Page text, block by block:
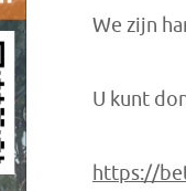
We zijn
U kunt
https://